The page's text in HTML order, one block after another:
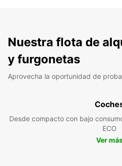
Nuestra flota de
y furgonetas
Aprovecha la oportunidad de
Desde compacto con bajo
ECO
Ver